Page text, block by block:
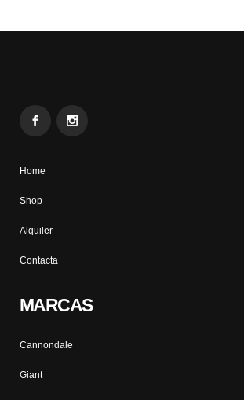
Home
Shop
Alquiler
Contacta
MARCAS
Cannondale
Giant